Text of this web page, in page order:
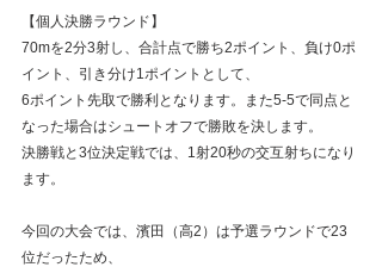
【個人決勝ラウンド】
70mを2分3射し、合計点で勝ち2ポイント、負け0ポ
イント、引き分け1ポイントとして、
6ポイント先取で勝利となります。また5-5で同点と
なった場合はシュートオフで勝敗を決します。
決勝戦と3位決定戦では、1射20秒の交互射ちになり
ます。
今回の大会では、濱田（高2）は予選ラウンドで23
位だったため、